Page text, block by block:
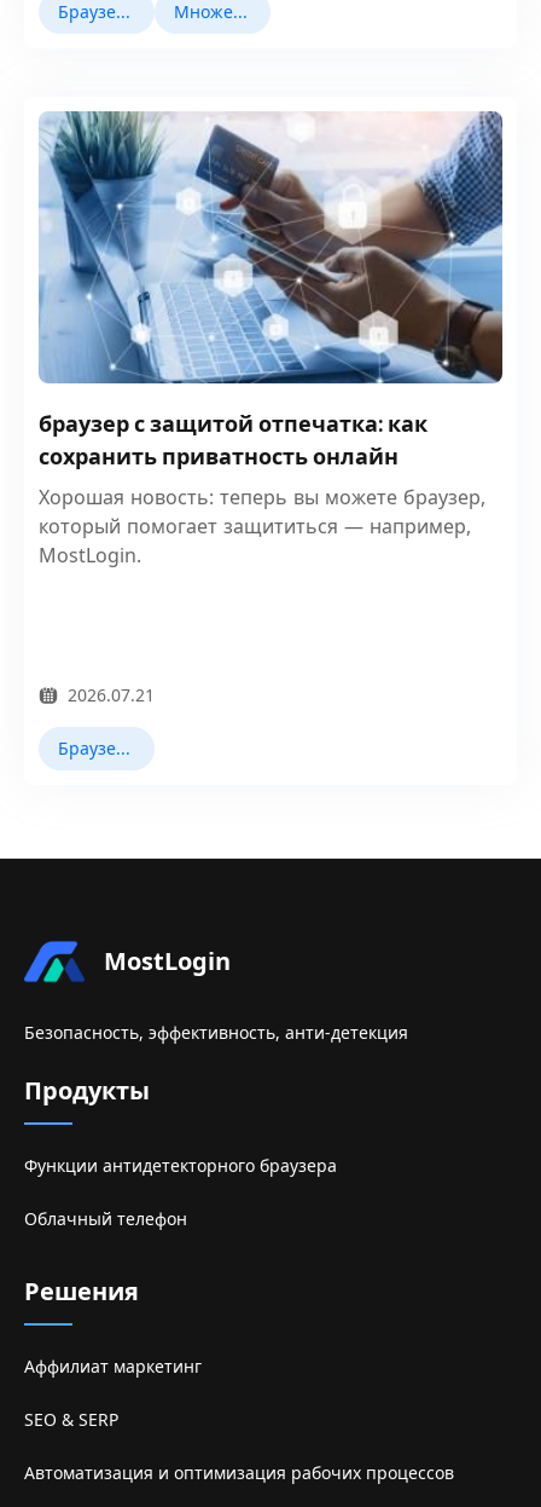
Браузер Fingerprint Множественный учет
браузер с защитой отпечатка: как
сохранить приватность онлайн
Хорошая новость: теперь вы можете браузер,
который помогает защититься — например,
MostLogin.
2026.07.21
Браузер Fingerprint
MostLogin
Безопасность, эффективность, анти-детекция
Продукты
Функции антидетекторного браузера
Облачный телефон
Решения
Аффилиат маркетинг
SEO & SERP
Автоматизация и оптимизация рабочих процессов